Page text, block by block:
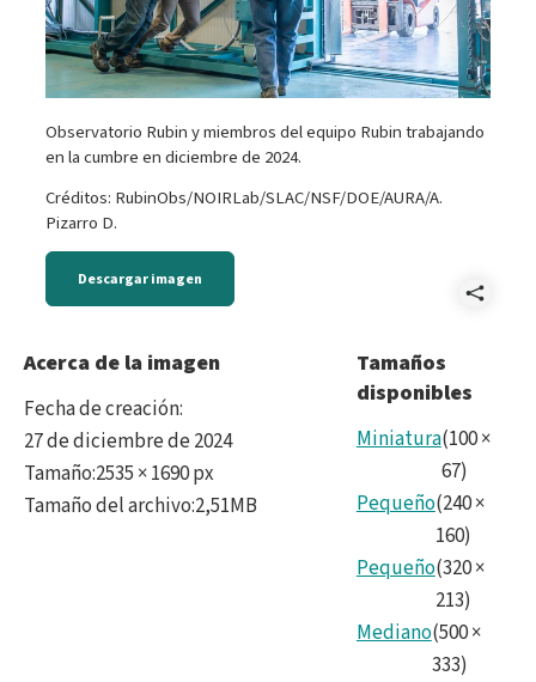
Observatorio Rubin y miembros del equipo Rubin trabajando
en la cumbre en diciembre de 2024.
Créditos: RubinObs/NOIRLab/SLAC/NSF/DOE/AURA/A.
Pizarro D.
Descargar imagen
2024
Acerca de la imagen
Fecha de creación:
27 de diciembre de 2024
Tamaño:2535 × 1690 px
Tamaño del archivo:2,51MB
Tamaños
disponibles
Miniatura(100×
67)
Pequeño(240×
160)
Pequeño(320×
213)
Mediano(500×
333)